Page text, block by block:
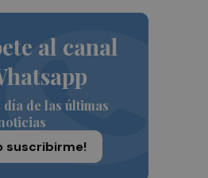
al canal
día de las últimas
suscribirme!